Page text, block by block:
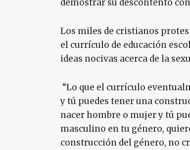
demostrar su descontento
Los miles de cristianos
el currículo de educación
ideas nocivas acerca de la
“Lo que el currículo
y tú puedes tener una
nacer hombre o mujer y tú
masculino en tu género,
construcción del género, no